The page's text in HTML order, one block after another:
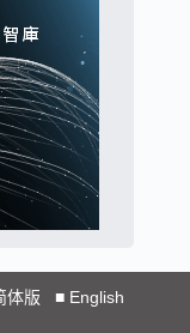
体版 ■ English